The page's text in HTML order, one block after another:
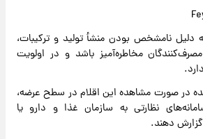
نامشخص بودن منشأ تولید و ترکیبات،
مخاطره‌آمیز باشد و در اولویت
در صورت مشاهده این اقلام در سطح عرضه،
نظارتی به سازمان غذا و دارو یا
دهند.